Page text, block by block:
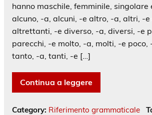
hanno maschile, femminile, singolare
alcuno, -a, alcuni, -e altro, -a, altri, -
altrettanti, -e diverso, -a, diversi, -e
parecchi, -e molto, -a, molti, -e poco,
tanto, -a, tanti, -e […]
Continua a leggere
Category: Riferimento grammaticale